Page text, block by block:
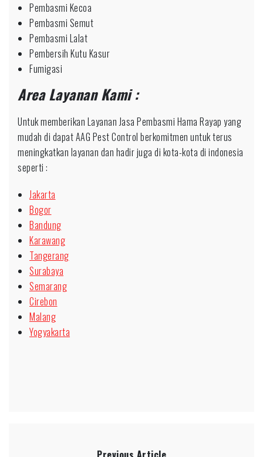
Pembasmi Kecoa
Pembasmi Semut
Pembasmi Lalat
Pembersih Kutu Kasur
Fumigasi
Area Layanan Kami :
Untuk memberikan Layanan Jasa Pembasmi Hama Rayap yang
mudah di dapat AAG Pest Control berkomitmen untuk terus
meningkatkan layanan dan hadir juga di kota-kota di indonesia
seperti :
Jakarta
Bogor
Bandung
Karawang
Tangerang
Surabaya
Semarang
Cirebon
Malang
Yogyakarta